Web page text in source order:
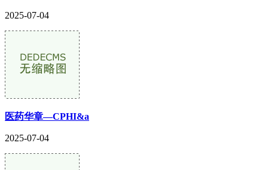
2025-07-04
医药华章—CPHI&a
2025-07-04